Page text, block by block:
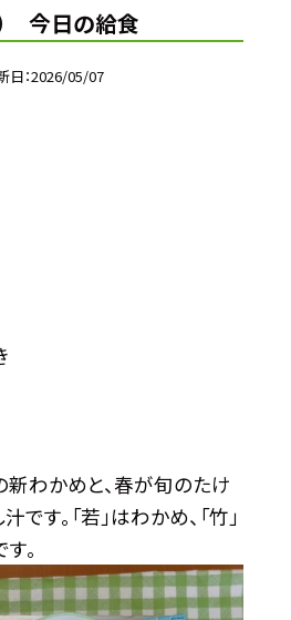
今日の給食
日 2026/05/07
わかめと、春が旬のたけ
す。「若」はわかめ、「竹」
。